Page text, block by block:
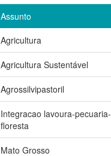
Assunto
Agricultura
Agricultura Sustentável
Agrossilvipastoril
Integracao lavoura-pecuaria-
floresta
Mato Grosso